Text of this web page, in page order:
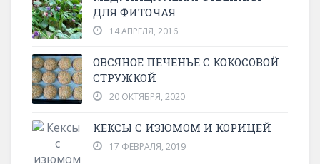
ДЛЯ ФИТОЧАЯ
14 АПРЕЛЯ, 2016
ОВСЯНОЕ ПЕЧЕНЬЕ С КОКОСОВОЙ
СТРУЖКОЙ
20 ОКТЯБРЯ, 2020
КЕКСЫ С ИЗЮМОМ И КОРИЦЕЙ
17 ФЕВРАЛЯ, 2019